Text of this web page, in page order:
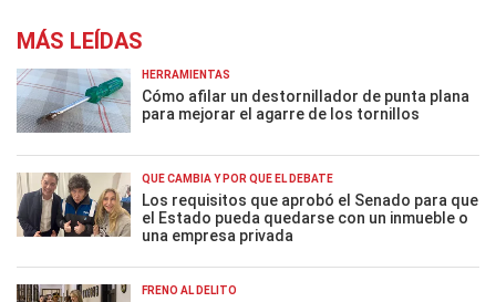
MÁS LEÍDAS
HERRAMIENTAS
Cómo afilar un destornillador de punta plana
para mejorar el agarre de los tornillos
QUÉ CAMBIA Y POR QUÉ EL DEBATE
Los requisitos que aprobó el Senado para que
el Estado pueda quedarse con un inmueble o
una empresa privada
FRENO AL DELITO